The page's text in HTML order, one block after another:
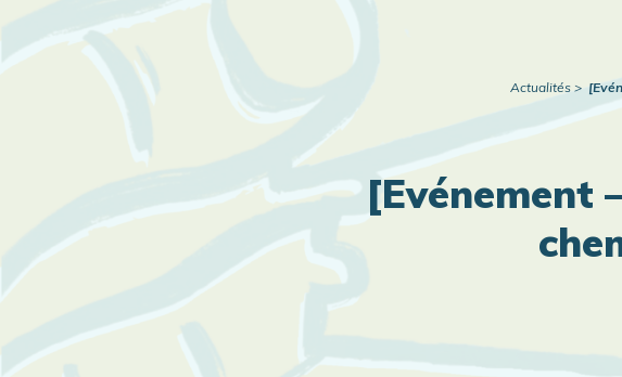
Actualités
[Evénement